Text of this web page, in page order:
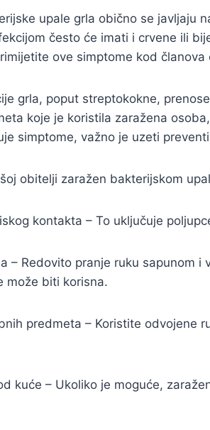
upale grla obično se javljaju
često će imati i crvene ili
ove simptome kod
grla, poput streptokokne,
koje je koristila zaražena
simptome, važno je uzeti
obitelji zaražen bakterijskom
kontakta – To uključuje
– Redovito pranje ruku sapunom
može biti korisna.
predmeta – Koristite odvojene
kuće – Ukoliko je moguće,